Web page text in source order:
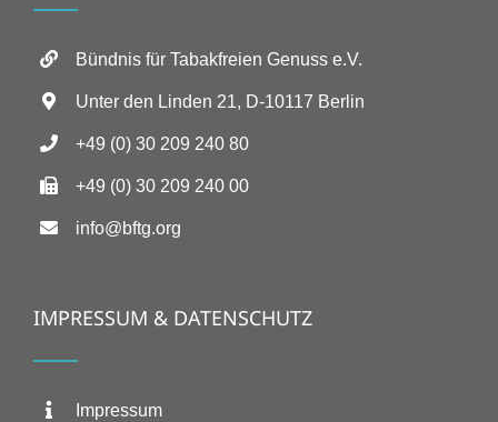
Bündnis für Tabakfreien Genuss e.V.
Unter den Linden 21, D-10117 Berlin
+49 (0) 30 209 240 80
+49 (0) 30 209 240 00
info@bftg.org
IMPRESSUM & DATENSCHUTZ
Impressum